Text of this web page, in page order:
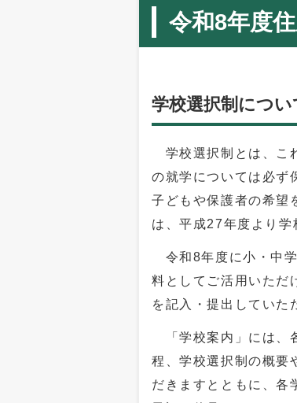
令和8年度
学校選択制につい
学校選択制とは、こ
の就学については必ず
子どもや保護者の希望
は、平成27年度より学
令和8年度に小・中
料としてご活用いただ
を記入・提出していた
「学校案内」には、
程、学校選択制の概要
だきますとともに、各